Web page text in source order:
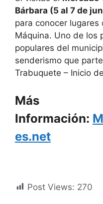
Bárbara (5 al 7 de
para conocer lugares
Máquina. Uno de los
populares del
senderismo que
Trabuquete – Inicio
Más
Información:
es.net
Post Views: 270